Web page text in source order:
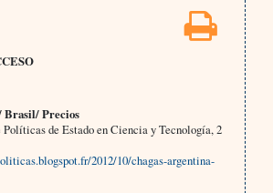
Brasil/ Precios
Políticas de Estado en Ciencia y Tecnología, 2
2012/10/chagas-argentina-